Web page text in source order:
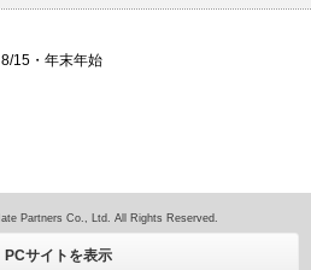
15・年末年始
Partners Co., Ltd. All Rights Reserved.
PCサイトを表示